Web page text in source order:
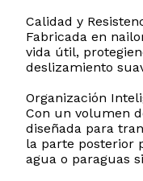
Calidad y
Fabricada en
vida útil,
deslizamiento
Organización
Con un volumen
diseñada para
la parte posterior
agua o paraguas